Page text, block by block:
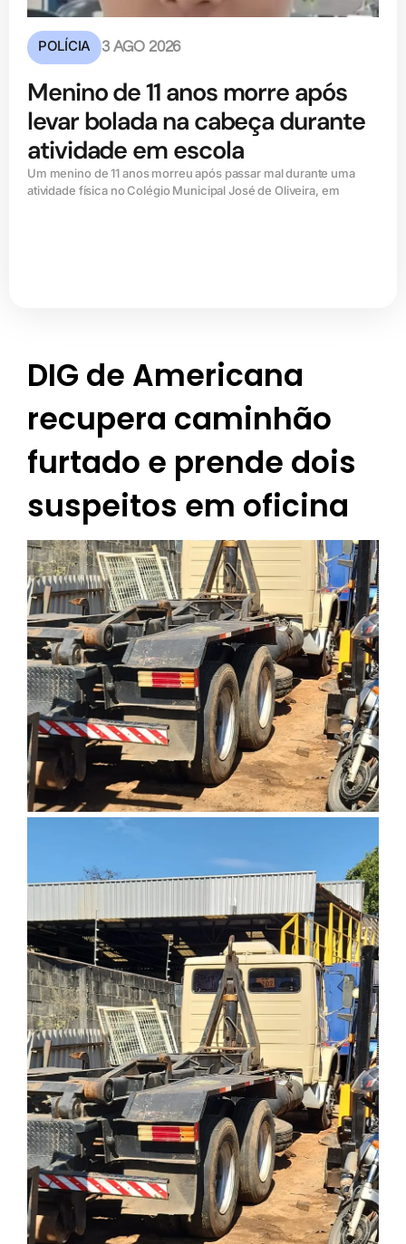
POLÍCIA 3 AGO 2026
Menino de 11 anos morre após
levar bolada na cabeça durante
atividade em escola
Um menino de 11 anos morreu após passar mal durante uma
atividade física no Colégio Municipal José de Oliveira, em
DIG de Americana
recupera caminhão
furtado e prende dois
suspeitos em oficina